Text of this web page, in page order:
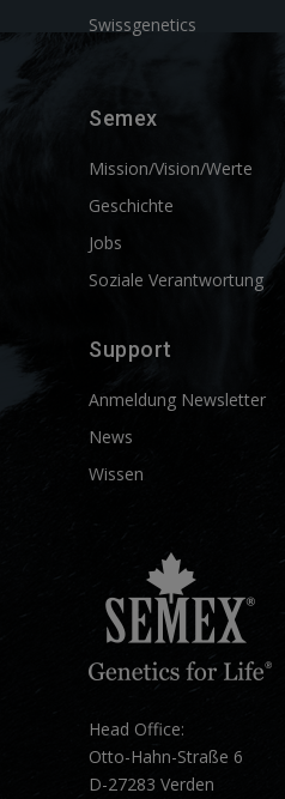
Swissgenetics
Semex
Mission/Vision/Werte
Geschichte
Jobs
Soziale Verantwortung
Support
Anmeldung Newsletter
News
Wissen
Head Office:
Otto-Hahn-Straße 6
D-27283 Verden